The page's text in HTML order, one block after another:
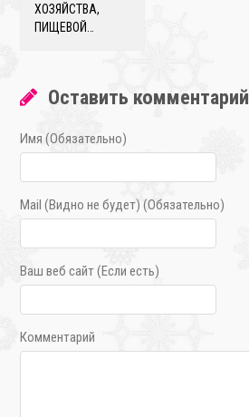
ХОЗЯЙСТВА,
ПИЩЕВОЙ…
Оставить комментарий
Имя (Обязательно)
Mail (Видно не будет) (Обязательно)
Ваш веб сайт (Если есть)
Комментарий